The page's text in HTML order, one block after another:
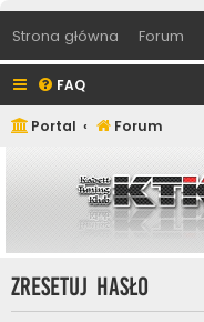
Strona główna Forum
FAQ
Portal Forum
Zresetuj hasło